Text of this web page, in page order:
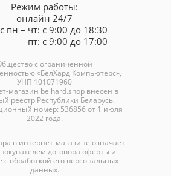
Режим работы:
онлайн 24/7
пн – чт: с 9:00 до 18:30
пт: с 9:00 до 17:00
с ограниченной
«БелХард Компьютерс»,
УНП 101071960
магазин belhard.shopвнесен в
реестр Республики Беларусь.
номер: 536856 от 1 июля
2022 года.
в интернет-магазине означает
договора оферты и
с обработкой его персональных
данных.